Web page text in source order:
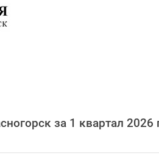
за 1 квартал 2026